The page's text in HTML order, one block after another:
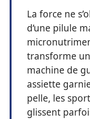
La force ne
d’une pilule
transforme
machine de
assiette
pelle, les
glissent